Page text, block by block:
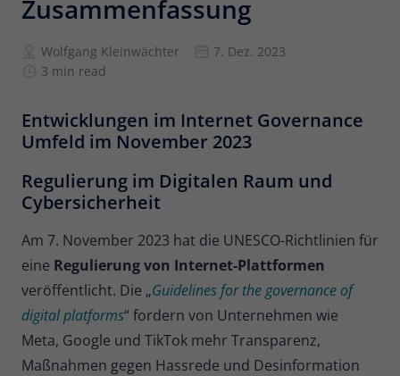
Zusammenfassung
Wolfgang Kleinwächter
7. Dez. 2023
3 min read
Entwicklungen im Internet Governance
Umfeld im November 2023
Regulierung im Digitalen Raum und
Cybersicherheit
Am 7. November 2023 hat die UNESCO-Richtlinien für
eine Regulierung von Internet-Plattformen
veröffentlicht. Die „Guidelines for the governance of
digital platforms“ fordern von Unternehmen wie
Meta, Google und TikTok mehr Transparenz,
Maßnahmen gegen Hassrede und Desinformation
Anbieter Matomo
Laufzeit 6 Monate
Zweck
Referrers, der ursprünglich zum
Besuch der Website verwendet wurde
Name _pk_id
Anbieter Matomo
Laufzeit 13 Monate
Zweck
Wird verwendet, um einige Details über
den Benutzer zu speichern, wie z. B. die
eindeutige Besucher-ID.